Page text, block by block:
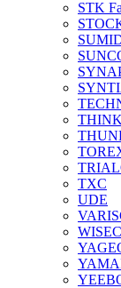
STK
TXC
UDE